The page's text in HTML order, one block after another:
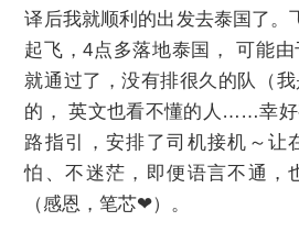
译后我就顺利的出发去泰国了。
起飞，4点多落地泰国， 可能
就通过了，没有排很久的队（
的， 英文也看不懂的人……幸好
路指引，安排了司机接机～让
怕、不迷茫，即便语言不通，
（感恩，笔芯❤）。